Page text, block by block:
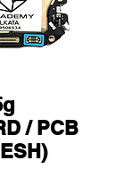
/ PCB